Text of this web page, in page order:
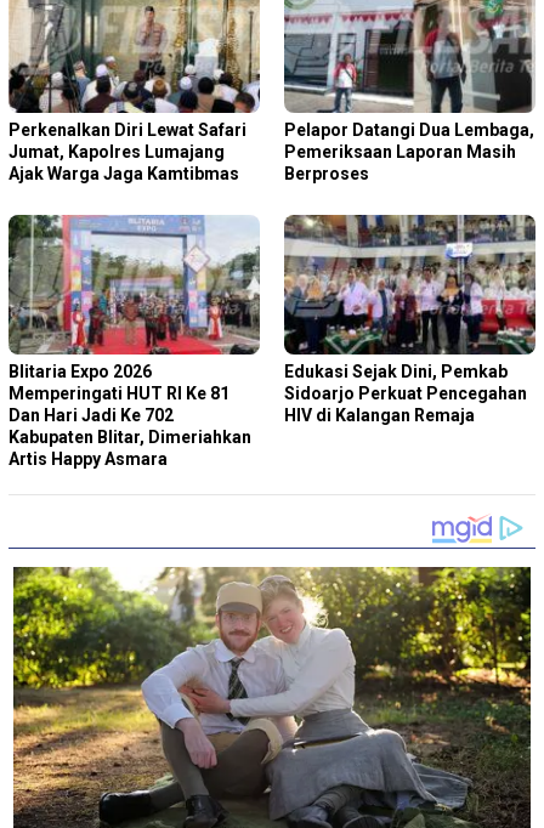
Perkenalkan Diri Lewat Safari
Jumat, Kapolres Lumajang
Ajak Warga Jaga Kamtibmas
Pelapor Datangi Dua Lembaga,
Pemeriksaan Laporan Masih
Berproses
Blitaria Expo 2026
Memperingati HUT RI Ke 81
Dan Hari Jadi Ke 702
Kabupaten Blitar, Dimeriahkan
Artis Happy Asmara
Edukasi Sejak Dini, Pemkab
Sidoarjo Perkuat Pencegahan
HIV di Kalangan Remaja